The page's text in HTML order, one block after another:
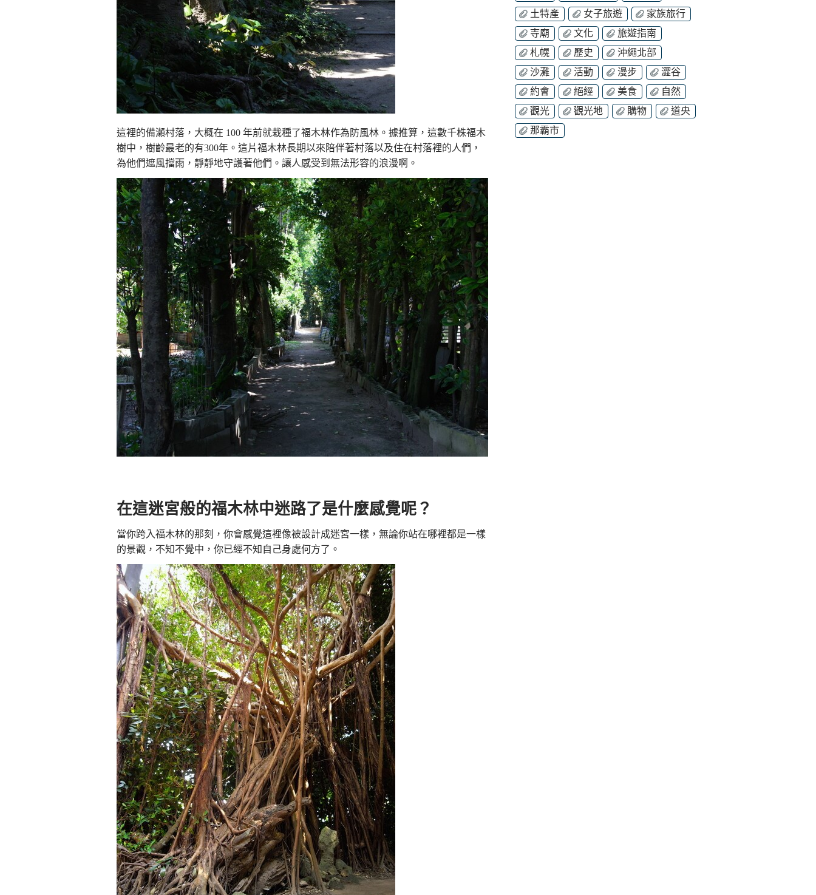
這裡的備瀨村落，大概在 100 年前就栽種了福木林作為防風林。據推算，這數千株福木
樹中，樹齡最老的有300年。這片福木林長期以來陪伴著村落以及住在村落裡的人們，
為他們遮風擋雨，靜靜地守護著他們。讓人感受到無法形容的浪漫啊。
在這迷宮般的福木林中迷路了是什麼感覺呢？
當你跨入福木林的那刻，你會感覺這裡像被設計成迷宮一樣，無論你站在哪裡都是一樣
的景觀，不知不覺中，你已經不知自己身處何方了。
土特產
女子旅遊
家族旅行
寺廟
文化
旅遊指南
札幌
歷史
沖繩北部
沙灘
活動 漫步
澀谷
約會
絕經 美食
自然
觀光
觀光地 購物
道央
那霸市